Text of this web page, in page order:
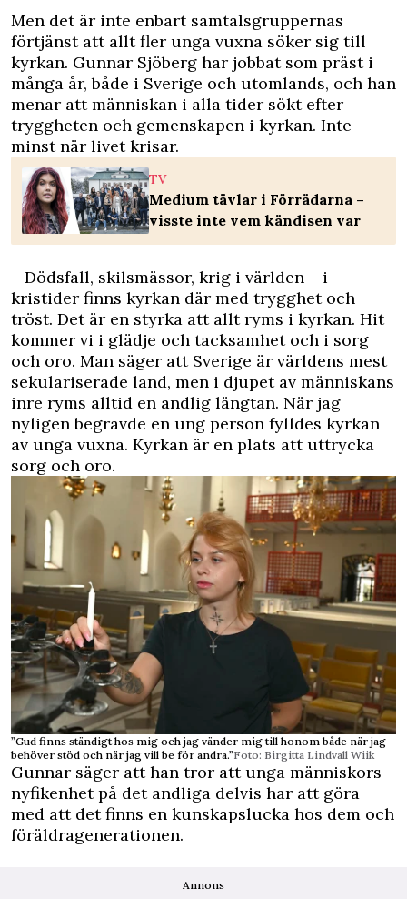
Men det är inte enbart samtalsgruppernas
förtjänst att allt fler unga vuxna söker sig till
kyrkan. Gunnar Sjöberg har jobbat som präst i
många år, både i Sverige och utomlands, och han
menar att människan i alla tider sökt efter
tryggheten och gemenskapen i kyrkan. Inte
minst när livet krisar.
TV
Medium tävlar i Förrädarna –
visste inte vem kändisen var
– Dödsfall, skilsmässor, krig i världen – i
kristider finns kyrkan där med trygghet och
tröst. Det är en styrka att allt ryms i kyrkan. Hit
kommer vi i glädje och tacksamhet och i sorg
och oro. Man säger att Sverige är världens mest
sekulariserade land, men i djupet av människans
inre ryms alltid en andlig längtan. När jag
nyligen begravde en ung person fylldes kyrkan
av unga vuxna. Kyrkan är en plats att uttrycka
sorg och oro.
”Gud finns ständigt hos mig och jag vänder mig till honom både när jag
behöver stöd och när jag vill be för andra.”Foto: Birgitta Lindvall Wiik
Gunnar säger att han tror att unga människors
nyfikenhet på det andliga delvis har att göra
med att det finns en kunskapslucka hos dem och
föräldragenerationen.
Annons